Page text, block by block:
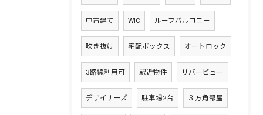
中古建て WIC ルーフバルコニー
吹き抜け 宅配ボックス オートロック
3路線利用可 駅近物件 リバービュー
デザイナーズ 駐車場2台 ３方角部屋